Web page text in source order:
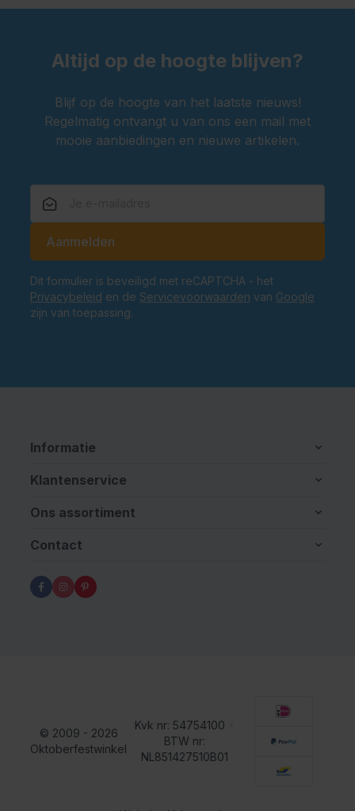
Altijd op de hoogte blijven?
Blijf op de hoogte van het laatste nieuws!
Regelmatig ontvangt u van ons een mail met
mooie aanbiedingen en nieuwe artikelen.
Aanmelden
Dit formulier is beveiligd met reCAPTCHA - het
Privacybeleid en de Servicevoorwaarden van Google
zijn van toepassing.
Informatie
Klantenservice
Ons assortiment
Contact
© 2009 - 2026
Oktoberfestwinkel
Kvk nr: 54754100
BTW nr:
NL851427510B01